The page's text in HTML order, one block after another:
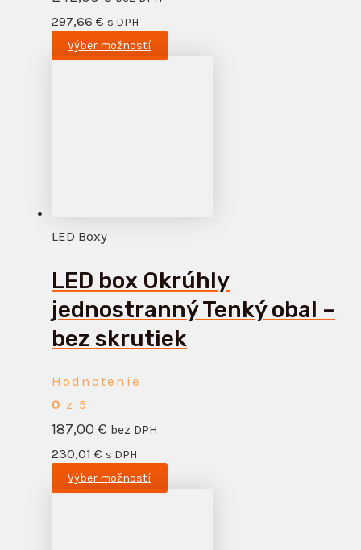
297,66 € s DPH
Výber možností
LED Boxy
LED box Okrúhly
jednostranný Tenký obal –
bez skrutiek
Hodnotenie
0 z 5
187,00 € bez DPH
230,01 € s DPH
Výber možností